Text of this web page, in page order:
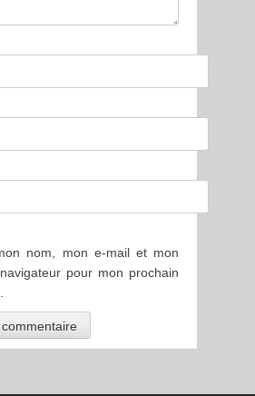
nom, mon e-mail et mon
pour mon prochain